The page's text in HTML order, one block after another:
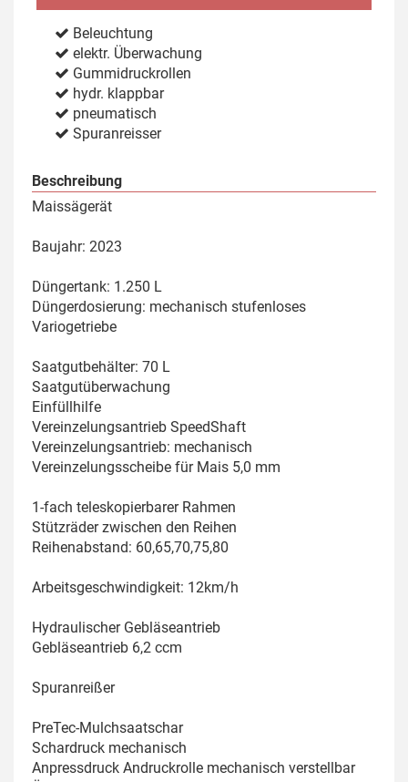
Beleuchtung
elektr. Überwachung
Gummidruckrollen
hydr. klappbar
pneumatisch
Spuranreisser
Beschreibung
Maissägerät
Baujahr: 2023
Düngertank: 1.250 L
Düngerdosierung: mechanisch stufenloses
Variogetriebe
Saatgutbehälter: 70 L
Saatgutüberwachung
Einfüllhilfe
Vereinzelungsantrieb SpeedShaft
Vereinzelungsantrieb: mechanisch
Vereinzelungsscheibe für Mais 5,0 mm
1-fach teleskopierbarer Rahmen
Stützräder zwischen den Reihen
Reihenabstand: 60,65,70,75,80
Arbeitsgeschwindigkeit: 12km/h
Hydraulischer Gebläseantrieb
Gebläseantrieb 6,2 ccm
Spuranreißer
PreTec-Mulchsaatschar
Schardruck mechanisch
Anpressdruck Andruckrolle mechanisch verstellbar